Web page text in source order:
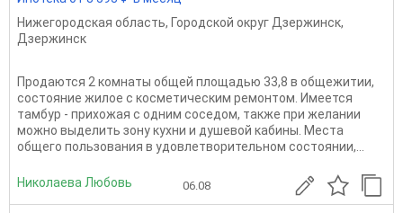
Нижегородская область, Городской округ Дзержинск,
Дзержинск
Продаются 2 комнаты общей площадью 33,8 в общежитии,
состояние жилое с косметическим ремонтом. Имеется
тамбур - прихожая с одним соседом, также при желании
можно выделить зону кухни и душевой кабины. Места
общего пользования в удовлетворительном состоянии,...
Николаева Любовь 06.08